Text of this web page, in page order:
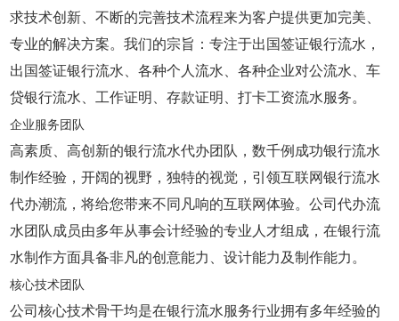
求技术创新、不断的完善技术流程来为客户提供更加完美、
专业的解决方案。我们的宗旨：专注于出国签证银行流水，
出国签证银行流水、各种个人流水、各种企业对公流水、车
贷银行流水、工作证明、存款证明、打卡工资流水服务。
企业服务团队
高素质、高创新的银行流水代办团队，数千例成功银行流水
制作经验，开阔的视野，独特的视觉，引领互联网银行流水
代办潮流，将给您带来不同凡响的互联网体验。公司代办流
水团队成员由多年从事会计经验的专业人才组成，在银行流
水制作方面具备非凡的创意能力、设计能力及制作能力。
核心技术团队
公司核心技术骨干均是在银行流水服务行业拥有多年经验的